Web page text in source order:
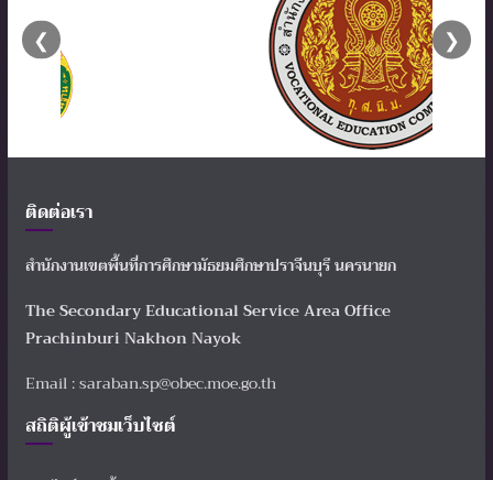
❮ ❯
ติดต่อเรา
สำนักงานเขตพื้นที่การศึกษามัธยมศึกษาปราจีนบุรี นครนายก
The Secondary Educational Service Area Office
Prachinburi Nakhon Nayok
Email : saraban.sp@obec.moe.go.th
สถิติผู้เข้าชมเว็บไซต์